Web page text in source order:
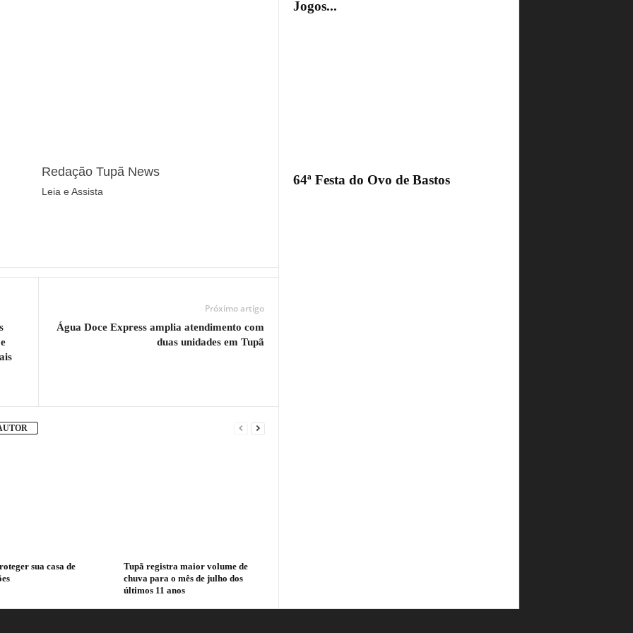
Redação Tupã News
Leia e Assista
Próximo artigo
Água Doce Express amplia atendimento com
duas unidades em Tupã
sua casa de
Tupã registra maior volume de
chuva para o mês de julho dos
últimos 11 anos
Jogos...
64ª Festa do Ovo de Bastos